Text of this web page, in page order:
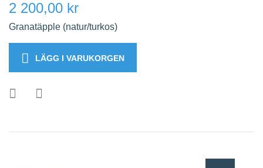
2 200,00 kr
Granatäpple (natur/turkos)
LÄGG I VARUKORGEN